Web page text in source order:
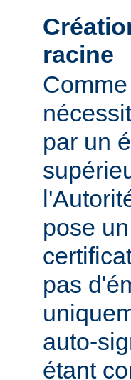
racine
par un
pose
pas
auto-
étant